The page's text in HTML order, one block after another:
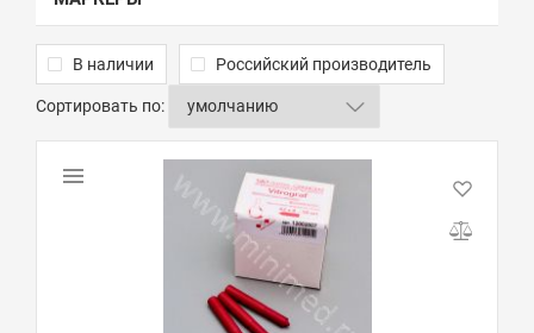
В наличии Российский производитель
Сортировать по: